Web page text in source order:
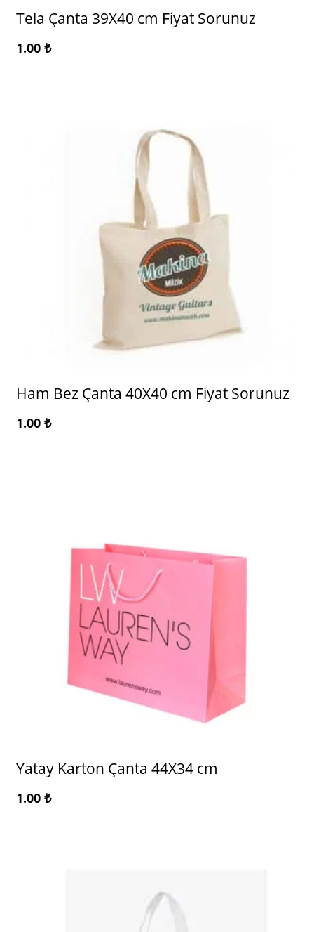
Tela Çanta 39X40 cm Fiyat Sorunuz
1.00 ₺
Ham Bez Çanta 40X40 cm Fiyat Sorunuz
1.00 ₺
Yatay Karton Çanta 44X34 cm
1.00 ₺